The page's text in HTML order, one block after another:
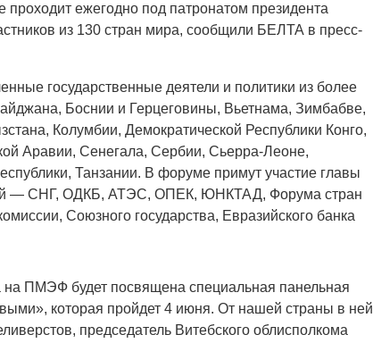
ежегодно под патронатом президента
из 130 стран мира, сообщили БЕЛТА в пресс-
государственные деятели и политики из более
Боснии и Герцеговины, Вьетнама, Зимбабве,
Колумбии, Демократической Республики Конго,
Аравии, Сенегала, Сербии, Сьерра-Леоне,
Танзании. В форуме примут участие главы
— СНГ, ОДКБ, АТЭС, ОПЕК, ЮНКТАД, Форума стран
Союзного государства, Евразийского банка
на ПМЭФ будет посвящена специальная панельная
которая пройдет 4 июня. От нашей страны в ней
председатель Витебского облисполкома